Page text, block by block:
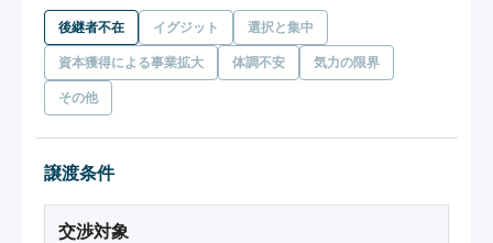
後継者不在 イグジット 選択と集中
資本獲得による事業拡大 体調不安 気力の限界
その他
譲渡条件
交渉対象